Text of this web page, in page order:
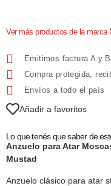
Ver más productos de la marca
Emitimos factura A y B
Compra protegida,
Envíos a todo el país
Añadir a favoritos
Lo que tenés que saber de
Anzuelo para Atar
Mustad
Anzuelo clásico para atar